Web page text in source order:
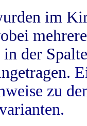
im
der
zu